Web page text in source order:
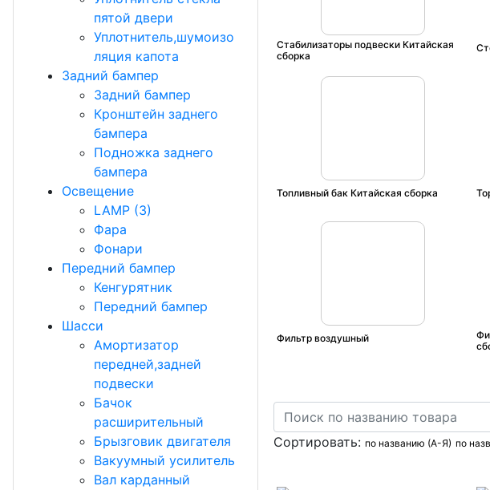
пятой двери
Уплотнитель,шумоизо
ляция капота
Задний бампер
Задний бампер
Кронштейн заднего
бампера
Подножка заднего
бампера
Освещение
LAMP (3)
Фара
Фонари
Передний бампер
Кенгурятник
Передний бампер
Шасси
Амортизатор
передней,задней
подвески
Бачок
расширительный
Брызговик двигателя
Вакуумный усилитель
Вал карданный
Стабилизаторы подвески Китайская
сборка
Топливный бак Китайская сборка
Фильтр воздушный
Сортировать: по названию (А-Я) по